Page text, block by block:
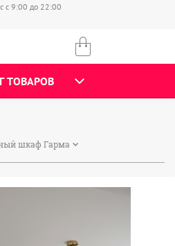
с 9:00 до 22:00
ТОВАРОВ
шкаф Гарма